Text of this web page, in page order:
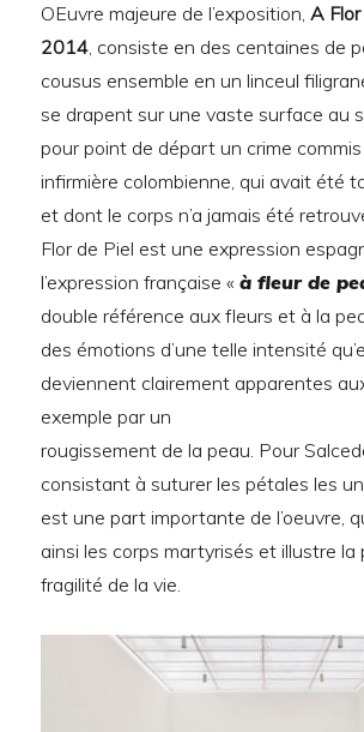
OEuvre majeure de l’exposition, A
2014, consiste en des centaines de
cousus ensemble en un linceul
se drapent sur une vaste surface au
pour point de départ un crime
infirmière colombienne, qui avait été
et dont le corps n’a jamais été
Flor de Piel est une expression
l’expression française «à fleur de
double référence aux fleurs et à la
des émotions d’une telle intensité
deviennent clairement apparentes
exemple par un
rougissement de la peau. Pour
consistant à suturer les pétales les
est une part importante de l’oeuvre,
ainsi les corps martyrisés et illustre la
fragilité de la vie.